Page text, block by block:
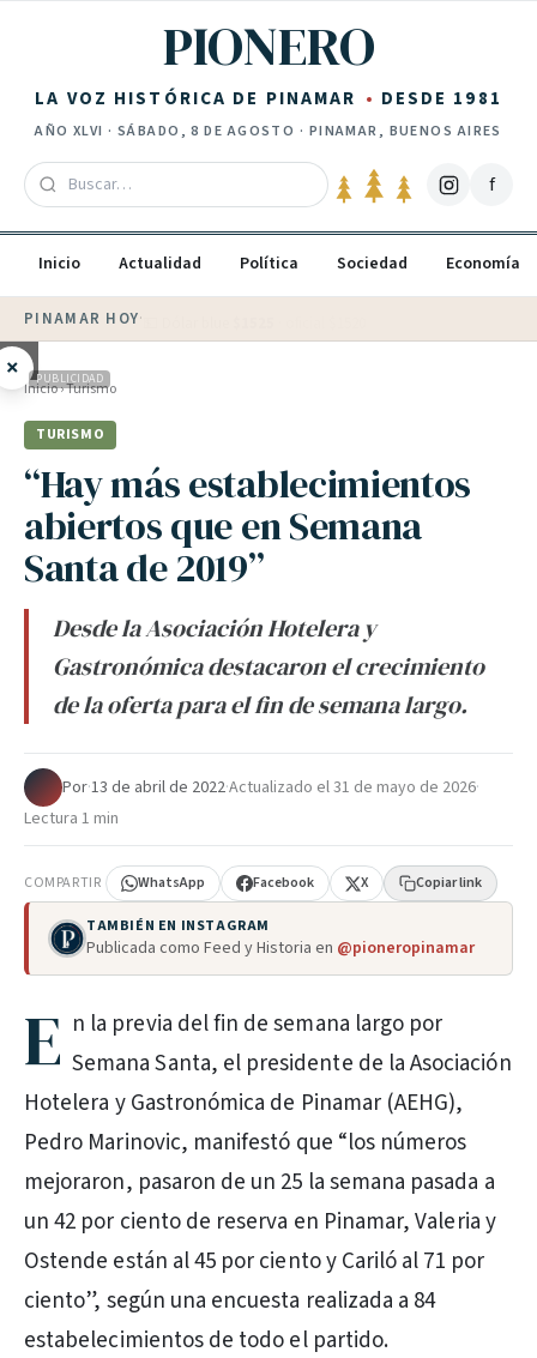
PIONERO
LA VOZ HISTÓRICA DE PINAMAR DESDE 1981
AÑO XLVI · SÁBADO, 8 DE AGOSTO · PINAMAR, BUENOS AIRES
f
Inicio Actualidad Política Sociedad Economía
PINAMAR HOY·
× PUBLICIDAD
Inicio›Turismo
TURISMO
“Hay más establecimientos
abiertos que en Semana
Santa de 2019”
Desde la Asociación Hotelera y
Gastronómica destacaron el crecimiento
de la oferta para el fin de semana largo.
Por·13 de abril de 2022·Actualizado el31 de mayo de 2026·
Lectura 1 min
COMPARTIR WhatsApp Facebook X Copiar link
TAMBIÉN EN INSTAGRAM
Publicada como Feed y Historia en @pioneropinamar
E n la previa del fin de semana largo por
Semana Santa, el presidente de la Asociación
Hotelera y Gastronómica de Pinamar (AEHG),
Pedro Marinovic, manifestó que “los números
mejoraron, pasaron de un 25 la semana pasada a
un 42 por ciento de reserva en Pinamar, Valeria y
Ostende están al 45 por ciento y Cariló al 71 por
ciento”, según una encuesta realizada a 84
estabelecimientos de todo el partido.